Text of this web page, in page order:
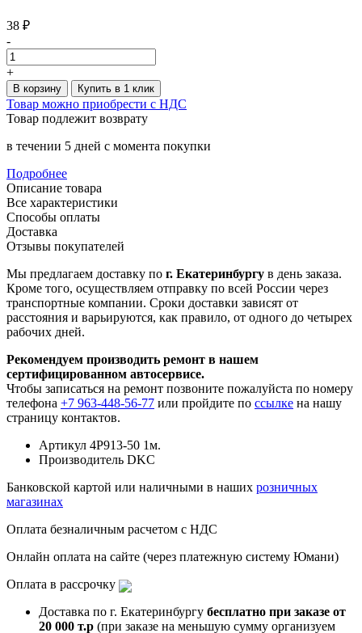
38 ₽
-
+
В корзину Купить в 1 клик
Товар можно приобрести с НДС
Товар подлежит возврату
в течении 5 дней с момента покупки
Подробнее
Описание товара
Все характеристики
Способы оплаты
Доставка
Отзывы покупателей
Мы предлагаем доставку по г. Екатеринбургу в день заказа.
Кроме того, осуществляем отправку по всей России через
транспортные компании. Сроки доставки зависят от
расстояния и варьируются, как правило, от одного до четырех
рабочих дней.
Рекомендуем производить ремонт в нашем
сертифицированном автосервисе.
Чтобы записаться на ремонт позвоните пожалуйста по номеру
телефона +7 963-448-56-77 или пройдите по ссылке на нашу
страницу контактов.
Артикул 4P913-50 1м.
Производитель DKC
Банковской картой или наличными в наших розничных
магазинах
Оплата безналичным расчетом с НДС
Онлайн оплата на сайте (через платежную систему Юмани)
Оплата в рассрочку
Доставка по г. Екатеринбургу бесплатно при заказе от
20 000 т.р (при заказе на меньшую сумму организуем